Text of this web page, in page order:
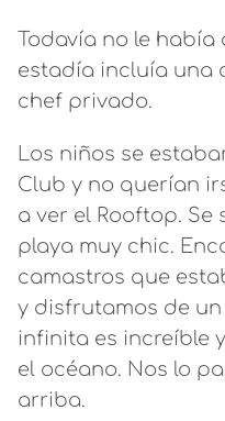
Todavía no le
estadía incluía una
chef privado.
Los niños se
Club y no querían
a ver el Rooftop.
playa muy chic.
camastros que
y disfrutamos de
infinita es increíble
el océano. Nos lo
arriba.